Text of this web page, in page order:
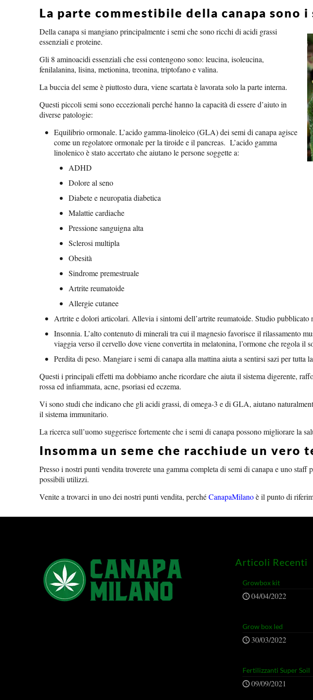
La parte commestibile della canapa sono i
Della canapa si mangiano principalmente i semi che sono ricchi di acidi grassi
essenziali e proteine.
Gli 8 aminoacidi essenziali che essi contengono sono: leucina, isoleucina,
fenilalanina, lisina, metionina, treonina, triptofano e valina.
La buccia del seme è piuttosto dura, viene scartata è lavorata solo la parte interna.
Questi piccoli semi sono eccezionali perché hanno la capacità di essere d’aiuto in
diverse patologie:
Equilibrio ormonale. L’acido gamma-linoleico (GLA) dei semi di canapa agisce
come un regolatore ormonale per la tiroide e il pancreas. L’acido gamma
linolenico è stato accertato che aiutano le persone soggette a:
ADHD
Dolore al seno
Diabete e neuropatia diabetica
Malattie cardiache
Pressione sanguigna alta
Sclerosi multipla
Obesità
Sindrome premestruale
Artrite reumatoide
Allergie cutanee
Artrite e dolori articolari. Allevia i sintomi dell’artrite reumatoide. Studio pubblicato
Insonnia. L’alto contenuto di minerali tra cui il magnesio favorisce il rilassamento
viaggia verso il cervello dove viene convertita in melatonina, l’ormone che regola il
Perdita di peso. Mangiare i semi di canapa alla mattina aiuta a sentirsi sazi per tutta
Questi i principali effetti ma dobbiamo anche ricordare che aiuta il sistema digerente,
rossa ed infiammata, acne, psoriasi ed eczema.
Vi sono studi che indicano che gli acidi grassi, di omega-3 e di GLA, aiutano
il sistema immunitario.
La ricerca sull’uomo suggerisce fortemente che i semi di canapa possono migliorare la
Insomma un seme che racchiude un vero
Presso i nostri punti vendita troverete una gamma completa di semi di canapa e uno
possibili utilizzi.
Venite a trovarci in uno dei nostri punti vendita, perchéCanapaMilanoè il punto di
Articoli Recenti
Growbox kit
04/04/2022
Grow box led
30/03/2022
Fertilizzanti Super Soil
09/09/2021